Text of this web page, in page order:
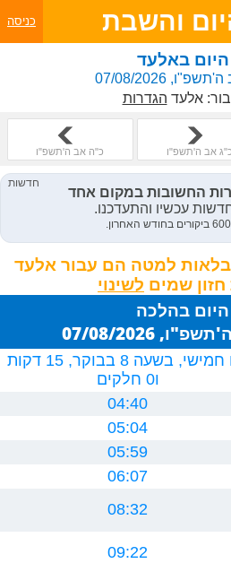
והשבת כניסה
היום באלעד
07/08/2026
אלעד הגדרות
כ"ג אב ה'תשפ"ו כ"ה אב ה'תשפ"ו
למטה הם עבור אלעד
שמים
היום בהלכה
07/08/2026
יום חמישי, בשעה 8 בבוקר, 15 דקות
ו0 חלקים
04:40
05:04
05:59
06:07
08:32
09:22